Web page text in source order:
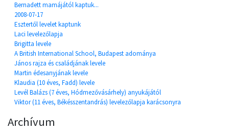
Bernadett mamájától kaptuk...
2008-07-17
Esztertől levelet kaptunk
Laci levelezőlapja
Brigitta levele
A British International School, Budapest adománya
János rajza és családjának levele
Martin édesanyjának levele
Klaudia (10 éves, Fadd) levele
Levél Balázs (7 éves, Hódmezővásárhely) anyukájától
Viktor (11 éves, Békésszentandrás) levelezőlapja karácsonyra
Archívum